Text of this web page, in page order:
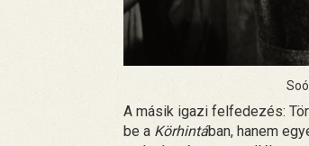
A másik igazi felfedezés:
be a Körhintában, hanem